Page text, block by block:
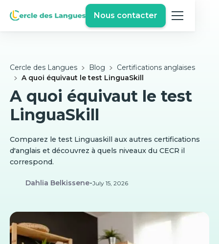
Nous contacter
Cercle des Langues Blog
Certifications anglaises
A quoi équivaut le test LinguaSkill
A quoi équivaut le test
LinguaSkill
Comparez le test Linguaskill aux autres certifications
d'anglais et découvrez à quels niveaux du CECR il
correspond.
Dahlia Belkissene-July 15, 2026